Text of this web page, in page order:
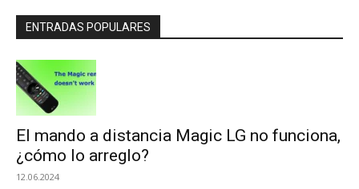
ENTRADAS POPULARES
El mando a distancia Magic LG no funciona,
¿cómo lo arreglo?
12.06.2024